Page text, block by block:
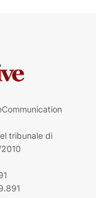
tribunale di